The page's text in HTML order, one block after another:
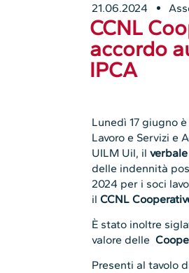
21.06.2024
CCNL
accordo
IPCA
Lunedì 17 giugno
Lavoro e Servizi e
UILM Uil, il
delle indennità
2024 per i soci
ilCCNL
È stato inoltre
valore delle
Presenti al tavolo